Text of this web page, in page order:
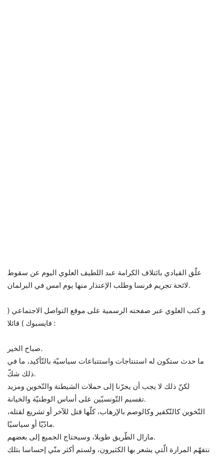
علّق القيادي بائتلاف الكرامة عبد اللطيف العلوي اليوم عن سقوط
لائحة تجريم فرنسا وطلب الإعتذار منها يوم امس في البرلمان.
و كتب العلوي عبر صفحته الرسمية على موقع التواصل الاجتماعي (
فايسبوك ) قائلا :
صباح الخير.
ما حدث ستكون له استنتاجات واستتباعات سياسيّة بالتّأكيد، ما في
ذلك شكّ.
لكنّ ذلك لا يجب أن يجرّنا إلى حملات الشيطنة والتّخوين ومزيد
تقسيم التّونسيّين على أساس الوطنيّة والخيانة.
التّخوين كالتّكفير وكالوصم بالإرهاب، كلّها قتل للآخر أو تشريع لقتله،
مادّيّا أو سياسيّا.
مازال الطّريق طويلا، وسيحتاج الجميع إلى بعضهم.
نتفهّم المرارة الّتي يشعر بها الكثيرون، ولستم أكثر منّي إحساسا بتلك